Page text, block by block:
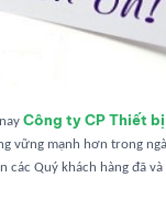
Công ty CP Thiết
vững mạnh hơn trong
các Quý khách hàng đã